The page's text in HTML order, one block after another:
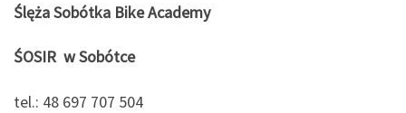
ŚlężaSobótka Bike Academy
ŚOSIR wSobótce
tel.: 48 697 707 504